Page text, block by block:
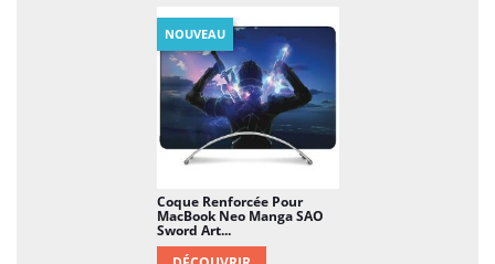
Coque Renforcée Pour
MacBook Neo Manga SAO
Sword Art...
NOUVEAU